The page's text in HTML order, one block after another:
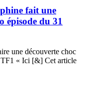
fait une
épisode du 31
une découverte choc
TF1 « Ici [&] Cet article